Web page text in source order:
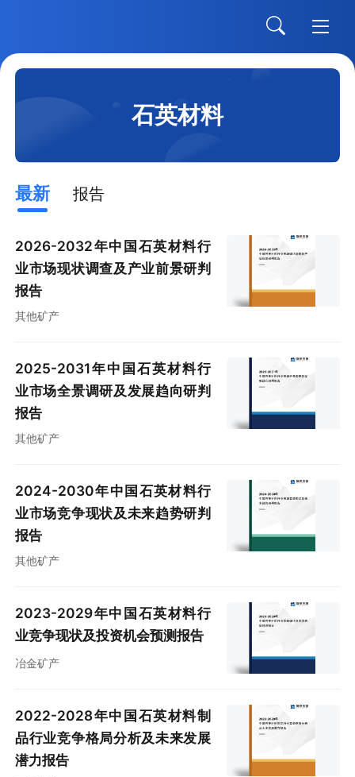
石英材料
最新 报告
2026-2032年中国石英材料行
业市场现状调查及产业前景研判
报告
其他矿产
2025-2031年中国石英材料行
业市场全景调研及发展趋向研判
报告
其他矿产
2024-2030年中国石英材料行
业市场竞争现状及未来趋势研判
报告
其他矿产
2023-2029年中国石英材料行
业竞争现状及投资机会预测报告
冶金矿产
2022-2028年中国石英材料制
品行业竞争格局分析及未来发展
潜力报告